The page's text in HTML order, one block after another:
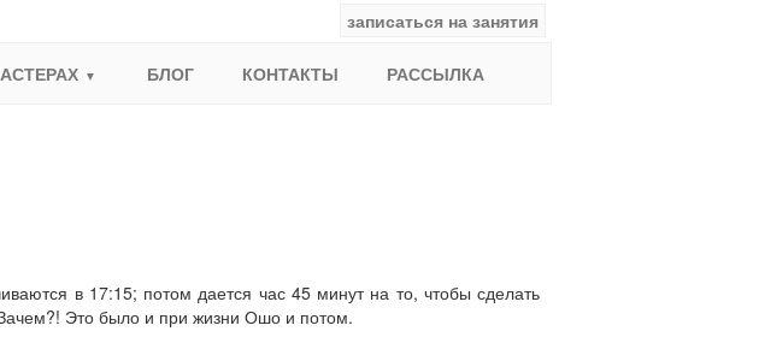
записаться на занятия
БЛОГ КОНТАКТЫ РАССЫЛКА
в 17:15; потом дается час 45 минут на то, чтобы сделать
Это было и при жизни Ошо и потом.